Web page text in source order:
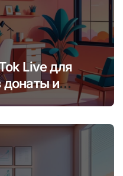
Live для
донаты и